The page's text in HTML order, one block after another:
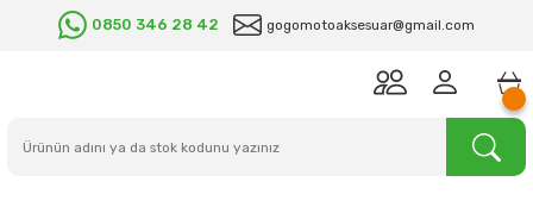
0850 346 28 42 gogomotoaksesuar@gmail.com